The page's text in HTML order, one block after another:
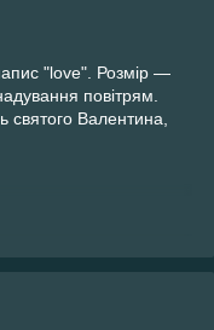
"love". Розмір —
повітрям.
Валентина,